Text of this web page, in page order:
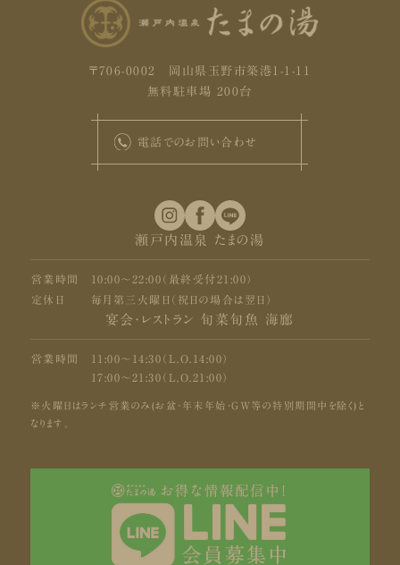
〒706-0002 岡山県玉野市築港1-1-11
無料駐車場 200台
電話でのお問い合わせ
瀬戸内温泉 たまの湯
営業時間
10:00〜22:00（最終受付21:00）
定休日
毎月第三火曜日（祝日の場合は翌日）
宴会・レストラン 旬菜旬魚 海廊
営業時間
11:00〜14:30（L.O.14:00）
17:00〜21:30（L.O.21:00）
※火曜日はランチ営業のみ(お盆・年末年始・GW等の特別期間中を除く)と
なります。